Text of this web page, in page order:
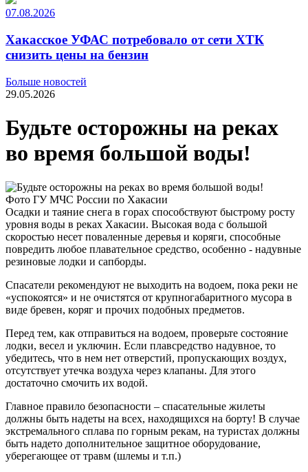
07.08.2026
Хакасское УФАС потребовало от сети ХТК
снизить цены на бензин
Больше новостей
29.05.2026
Будьте осторожны на реках
во время большой воды!
Фото ГУ МЧС России по Хакасии
Осадки и таяние снега в горах способствуют быстрому росту
уровня воды в реках Хакасии. Высокая вода с большой
скоростью несет поваленные деревья и коряги, способные
повредить любое плавательное средство, особенно - надувные
резиновые лодки и сапборды.
Спасатели рекомендуют не выходить на водоем, пока реки не
«успокоятся» и не очистятся от крупногабаритного мусора в
виде бревен, коряг и прочих подобных предметов.
Перед тем, как отправиться на водоем, проверьте состояние
лодки, весел и уключин. Если плавсредство надувное, то
убедитесь, что в нем нет отверстий, пропускающих воздух,
отсутствует утечка воздуха через клапаны. Для этого
достаточно смочить их водой.
Главное правило безопасности – спасательные жилеты
должны быть надеты на всех, находящихся на борту! В случае
экстремального сплава по горным рекам, на туристах должны
быть надето дополнительное защитное оборудование,
уберегающее от травм (шлемы и т.п.)